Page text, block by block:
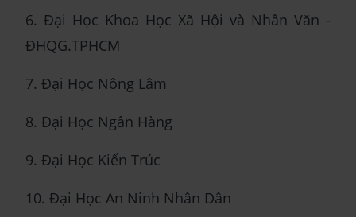
6. Đại Học Khoa Học Xã Hội và Nhân Văn -
ĐHQG.TPHCM
7. Đại Học Nông Lâm
8. Đại Học Ngân Hàng
9. Đại Học Kiến Trúc
10. Đại Học An Ninh Nhân Dân